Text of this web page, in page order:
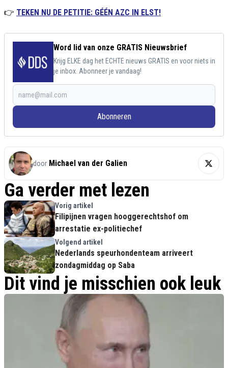
👉 TEKEN NU DE PETITIE: GÉÉN AZC IN ELST!
Word lid van onze GRATIS Nieuwsbrief
Krijg ELKE dag het ECHTE nieuws GRATIS en voor niets in
je inbox. Abonneer je vandaag!
Abonneren
door Michael van der Galien
Ga verder met lezen
Vorig artikel
Filipijnen vragen hooggerechtshof om
arrestatie ex-politiechef
Volgend artikel
Nederlands speurhondenteam arriveert
zondagmiddag op Saba
Dit vind je misschien ook leuk